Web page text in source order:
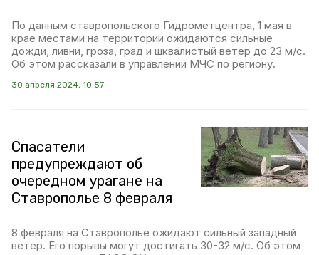
По данным ставропольского Гидрометцентра, 1 мая в
крае местами на территории ожидаются сильные
дожди, ливни, гроза, град и шквалистый ветер до 23 м/с.
Об этом рассказали в управлении МЧС по региону.
30 апреля 2024, 10:57
Спасатели
предупреждают об
очередном урагане на
Ставрополье 8 февраля
8 февраля на Ставрополье ожидают сильный западный
ветер. Его порывы могут достигать 30-32 м/с. Об этом